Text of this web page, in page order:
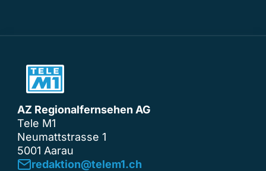
AZ Regionalfernsehen AG
Tele M1
Neumattstrasse 1
5001 Aarau
redaktion@telem1.ch